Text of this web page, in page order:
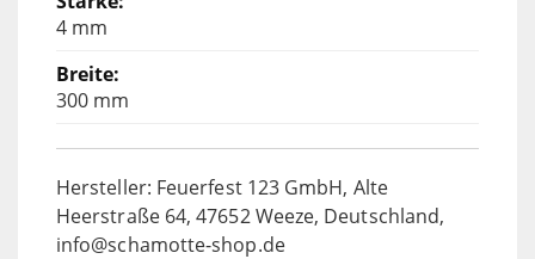
4 mm
300 mm
Hersteller: Feuerfest 123 GmbH, Alte
Heerstraße 64, 47652 Weeze, Deutschland,
info@schamotte-shop.de